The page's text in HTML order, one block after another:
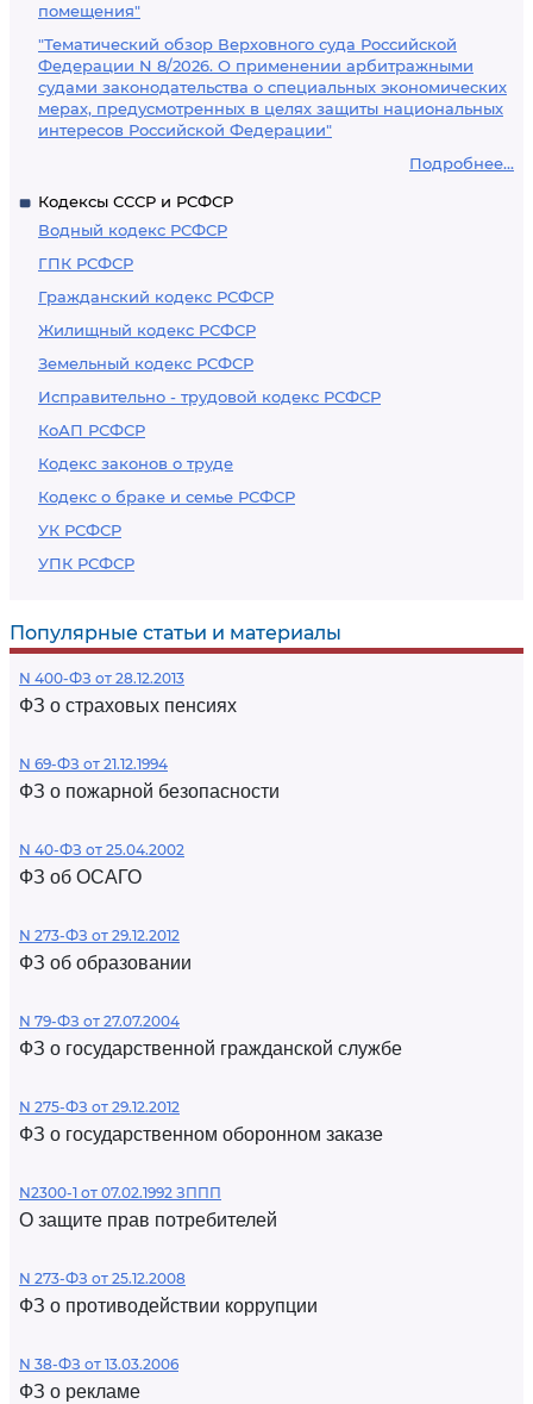
помещения"
"Тематический обзор Верховного суда Российской
Федерации N 8/2026. О применении арбитражными
судами законодательства о специальных экономических
мерах, предусмотренных в целях защиты национальных
интересов Российской Федерации"
Подробнее...
Кодексы СССР и РСФСР
Водный кодекс РСФСР
ГПК РСФСР
Гражданский кодекс РСФСР
Жилищный кодекс РСФСР
Земельный кодекс РСФСР
Исправительно - трудовой кодекс РСФСР
КоАП РСФСР
Кодекс законов о труде
Кодекс о браке и семье РСФСР
УК РСФСР
УПК РСФСР
Популярные статьи и материалы
N 400-ФЗ от 28.12.2013
ФЗ о страховых пенсиях
N 69-ФЗ от 21.12.1994
ФЗ о пожарной безопасности
N 40-ФЗ от 25.04.2002
ФЗ об ОСАГО
N 273-ФЗ от 29.12.2012
ФЗ об образовании
N 79-ФЗ от 27.07.2004
ФЗ о государственной гражданской службе
N 275-ФЗ от 29.12.2012
ФЗ о государственном оборонном заказе
N2300-1 от 07.02.1992 ЗППП
О защите прав потребителей
N 273-ФЗ от 25.12.2008
ФЗ о противодействии коррупции
N 38-ФЗ от 13.03.2006
ФЗ о рекламе